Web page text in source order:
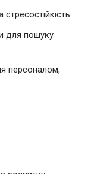
стресостійкість.
для пошуку
персоналом,